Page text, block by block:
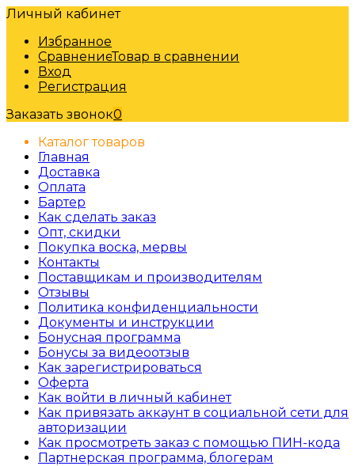
Личный кабинет
Избранное
СравнениеТовар в сравнении
Вход
Регистрация
Заказать звонок0
Каталог товаров
Главная
Доставка
Оплата
Бартер
Как сделать заказ
Опт, скидки
Покупка воска, мервы
Контакты
Поставщикам и производителям
Отзывы
Политика конфиденциальности
Документы и инструкции
Бонусная программа
Бонусы за видеоотзыв
Как зарегистрироваться
Оферта
Как войти в личный кабинет
Как привязать аккаунт в социальной сети для
авторизации
Как просмотреть заказ с помощью ПИН-кода
Партнерская программа, блогерам